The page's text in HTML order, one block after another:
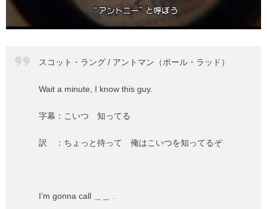
スコット・ラング / アントマン（ポール・ラッド）
Wait a minute, I know this guy.
字幕：こいつ 知ってる
訳 ：ちょっと待って 俺はこいつを知ってるぞ
I’m gonna call ＿＿ .